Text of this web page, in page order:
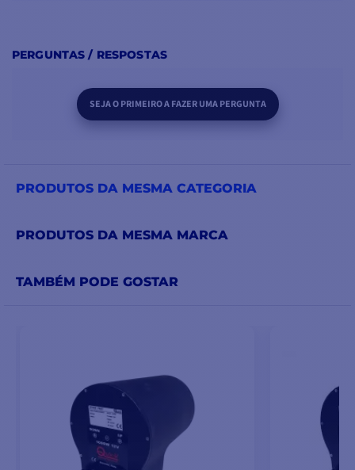
PERGUNTAS / RESPOSTAS
SEJA O PRIMEIRO A FAZER UMA PERGUNTA
PRODUTOS DA MESMA CATEGORIA
PRODUTOS DA MESMA MARCA
TAMBÉM PODE GOSTAR